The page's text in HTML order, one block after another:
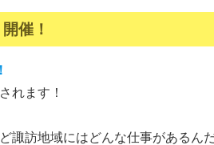
催！
れます！
諏訪地域にはどんな仕事があるん